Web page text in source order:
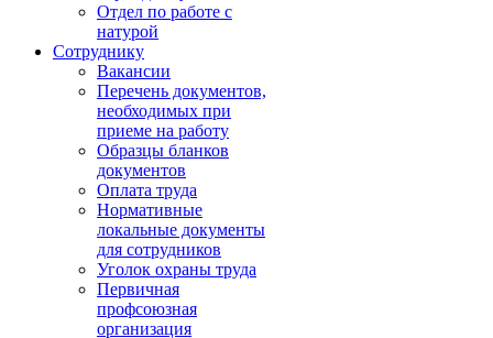
Отдел по работе с
натурой
Сотруднику
Вакансии
Перечень документов,
необходимых при
приеме на работу
Образцы бланков
документов
Оплата труда
Нормативные
локальные документы
для сотрудников
Уголок охраны труда
Первичная
профсоюзная
организация